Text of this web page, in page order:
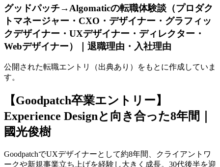
グッドパッチ→Algomaticの転職体験談（プロダク
トマネージャー・CXO・デザイナー・グラフィッ
クデザイナー・UXデザイナー・ディレクター・
Webデザイナー）｜退職理由・入社理由
公開された転職エントリ（出典あり）をもとに作成していま
す。
【Goodpatch卒業エントリー】
Experience Designと向き合った8年間｜
國光俊樹
GoodpatchでUXデザイナーとして約8年間、クライアントワ
ークや新規事業立ち上げを経験し大きく成長。30代後半を迎